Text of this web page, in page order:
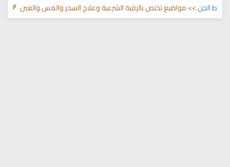
قناة>> مواضيع تختص بالرقية الشرعية وعلاج السحر والمس والعين 🌾